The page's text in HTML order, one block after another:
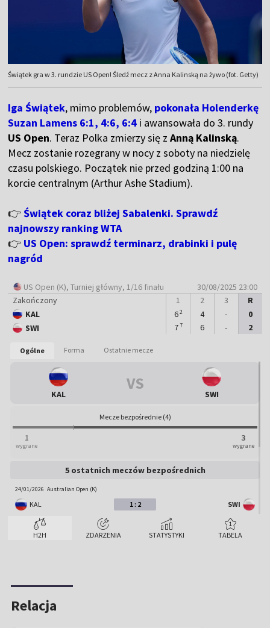
Świątek gra w 3. rundzie US Open! Śledź mecz z Anna Kalinską na żywo (fot. Getty)
Iga Świątek, mimo problemów, pokonała Holenderkę
Suzan Lamens 6:1, 4:6, 6:4 i awansowała do 3. rundy
US Open. Teraz Polka zmierzy się zAnną Kalinską.
Mecz zostanie rozegrany w nocy z soboty na niedzielę
czasu polskiego. Początek nie przed godziną 1:00 na
korcie centralnym (Arthur Ashe Stadium).
👉Świątek coraz bliżej Sabalenki. Sprawdź
najnowszy ranking WTA
👉 US Open: sprawdź terminarz, drabinki i pulę
nagród
US Open (K), Turniej główny, 1/16 finału
30/08/2025 23:00
Zakończony
KAL
SWI
1
62
77
2
4
6
3
-
-
R
0
2
KAL
H2H ZDARZENIA STATYSTYKI TABELA
Ogólne Forma Ostatnie mecze
KAL
VS
SWI
Mecze bezpośrednie (4)
1
wygrane
3
wygrane
5 ostatnich meczów bezpośrednich
24/01/2026 Australian Open (K)
KAL 1 : 2 SWI
30/08/2025
23/02/2024 Dubaj (K)
Relacja